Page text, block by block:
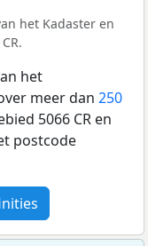
het Kadaster en
het
meer dan 250
5066 CR en
postcode